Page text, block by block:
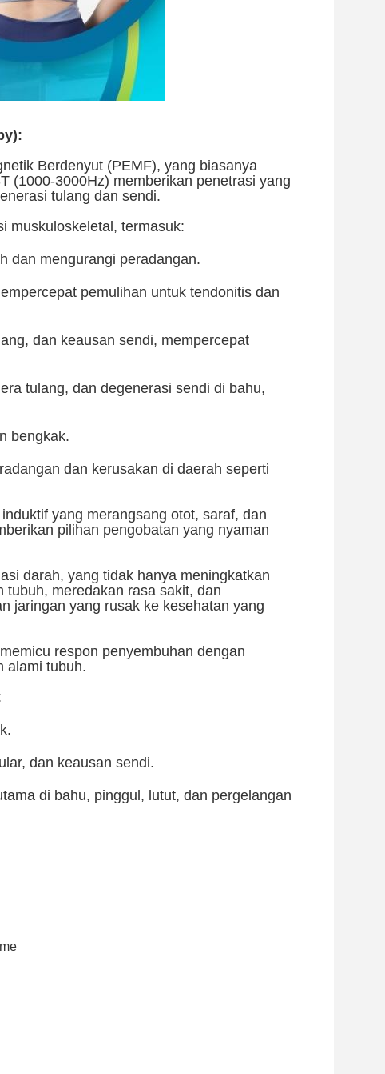
Berdenyut (PEMF), yang biasanya
(1000-3000Hz) memberikan penetrasi yang
tulang dan sendi.
muskuloskeletal, termasuk:
dan mengurangi peradangan.
pemulihan untuk tendonitis dan
dan keausan sendi, mempercepat
tulang, dan degenerasi sendi di bahu,
bengkak.
dan kerusakan di daerah seperti
yang merangsang otot, saraf, dan
pilihan pengobatan yang nyaman
darah, yang tidak hanya meningkatkan
tubuh, meredakan rasa sakit, dan
jaringan yang rusak ke kesehatan yang
respon penyembuhan dengan
alami tubuh.
dan keausan sendi.
di bahu, pinggul, lutut, dan pergelangan